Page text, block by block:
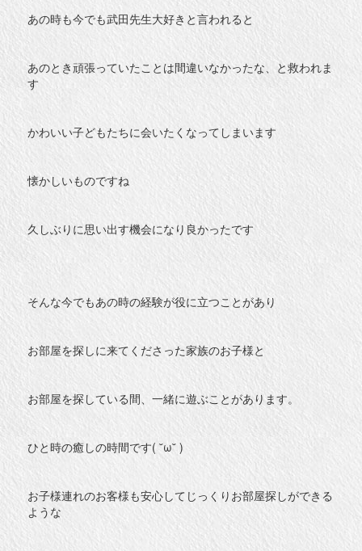
あの時も今でも武田先生大好きと言われると
あのとき頑張っていたことは間違いなかったな、と救われま
す
かわいい子どもたちに会いたくなってしまいます
懐かしいものですね
久しぶりに思い出す機会になり良かったです
そんな今でもあの時の経験が役に立つことがあり
お部屋を探しに来てくださった家族のお子様と
お部屋を探している間、一緒に遊ぶことがあります。
ひと時の癒しの時間です( ˘ω˘ )
お子様連れのお客様も安心してじっくりお部屋探しができる
ような